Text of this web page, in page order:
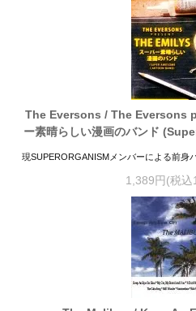
The Eversons / The Eversons
ー素晴らしい漫画のバンド
現SUPERORGANISMメンバーによる前身
1,389円(税込